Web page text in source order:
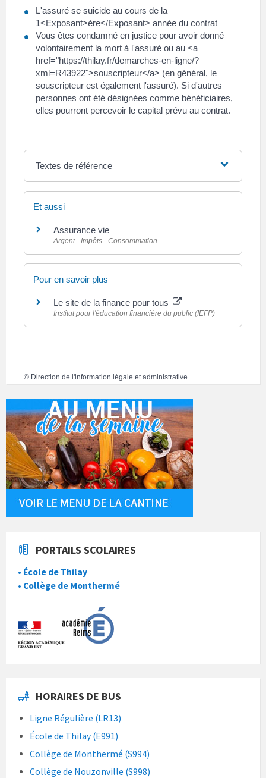
L'assuré se suicide au cours de la
1<Exposant>ère</Exposant> année du contrat
Vous êtes condamné en justice pour avoir donné
volontairement la mort à l'assuré ou au <a
href="https://thilay.fr/demarches-en-ligne/?
xml=R43922">souscripteur</a> (en général, le
souscripteur est également l'assuré). Si d'autres
personnes ont été désignées comme bénéficiaires,
elles pourront percevoir le capital prévu au contrat.
Textes de référence
Et aussi
Assurance vie
Argent - Impôts - Consommation
Pour en savoir plus
Le site de la finance pour tous
Institut pour l'éducation financière du public (IEFP)
© Direction de l'information légale et administrative
PORTAILS SCOLAIRES
• École de Thilay
• Collège de Monthermé
HORAIRES DE BUS
Ligne Régulière (LR13)
École de Thilay (E991)
Collège de Monthermé (S994)
Collège de Nouzonville (S998)